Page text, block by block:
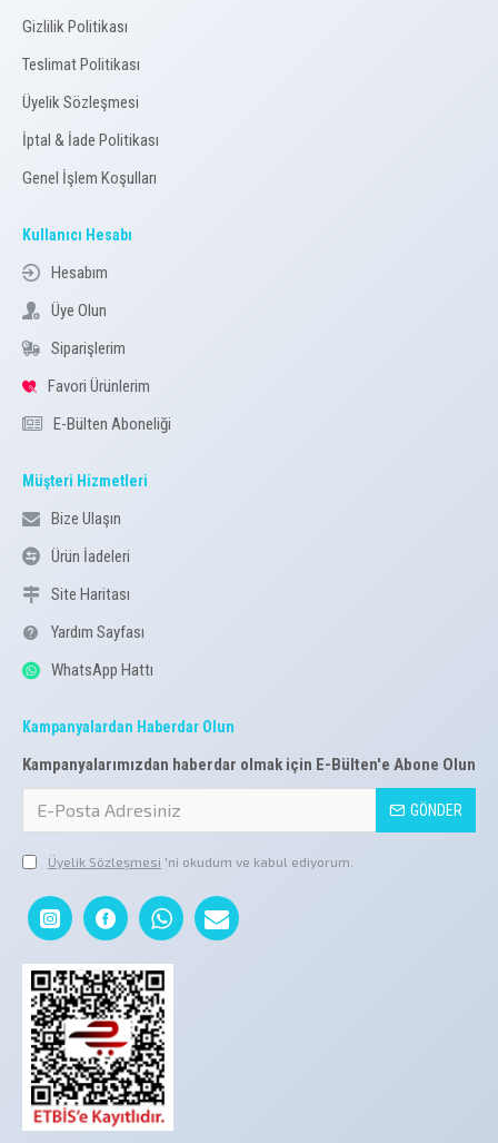
Gizlilik Politikası
Teslimat Politikası
Üyelik Sözleşmesi
İptal & İade Politikası
Genel İşlem Koşulları
Kullanıcı Hesabı
Hesabım
Üye Olun
Siparişlerim
Favori Ürünlerim
E-Bülten Aboneliği
Müşteri Hizmetleri
Bize Ulaşın
Ürün İadeleri
Site Haritası
Yardım Sayfası
WhatsApp Hattı
Kampanyalardan Haberdar Olun
Kampanyalarımızdan haberdar olmak için E-Bülten'e Abone Olun
GÖNDER
Üyelik Sözleşmesi 'ni okudum ve kabul ediyorum.